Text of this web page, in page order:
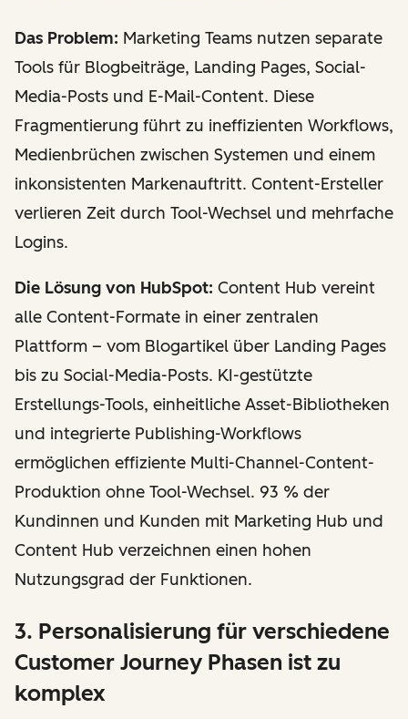
Das Problem: Marketing Teams nutzen separate
Tools für Blogbeiträge, Landing Pages, Social-
Media-Posts und E-Mail-Content. Diese
Fragmentierung führt zu ineffizienten Workflows,
Medienbrüchen zwischen Systemen und einem
inkonsistenten Markenauftritt. Content-Ersteller
verlieren Zeit durch Tool-Wechsel und mehrfache
Logins.
Die Lösung von HubSpot: Content Hub vereint
alle Content-Formate in einer zentralen
Plattform – vom Blogartikel über Landing Pages
bis zu Social-Media-Posts. KI-gestützte
Erstellungs-Tools, einheitliche Asset-Bibliotheken
und integrierte Publishing-Workflows
ermöglichen effiziente Multi-Channel-Content-
Produktion ohne Tool-Wechsel. 93 % der
Kundinnen und Kunden mit Marketing Hub und
Content Hub verzeichnen einen hohen
Nutzungsgrad der Funktionen.
3. Personalisierung für verschiedene
Customer Journey Phasen ist zu
komplex